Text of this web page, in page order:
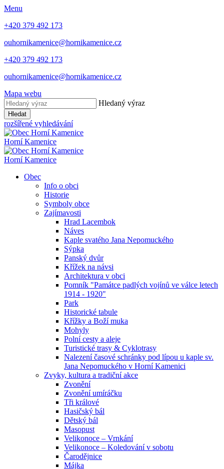
Menu
+420 379 492 173
ouhornikamenice@hornikamenice.cz
+420 379 492 173
ouhornikamenice@hornikamenice.cz
Mapa webu
Hledaný výraz
Hledat
rozšířené vyhledávání
Horní Kamenice
Horní Kamenice
Obec
Info o obci
Historie
Symboly obce
Zajímavosti
Hrad Lacembok
Náves
Kaple svatého Jana Nepomuckého
Sýpka
Panský dvůr
Křížek na návsi
Architektura v obci
Pomník "Památce padlých vojínů ve válce letech
1914 - 1920"
Park
Historické tabule
Křížky a Boží muka
Mohyly
Polní cesty a aleje
Turistické trasy & Cyklotrasy
Nalezení časové schránky pod lípou u kaple sv.
Jana Nepomuckého v Horní Kamenici
Zvyky, kultura a tradiční akce
Zvonění
Zvonění umíráčku
Tři králové
Hasičský bál
Dětský bál
Masopust
Velikonoce – Vrnkání
Velikonoce – Koledování v sobotu
Čarodějnice
Májka